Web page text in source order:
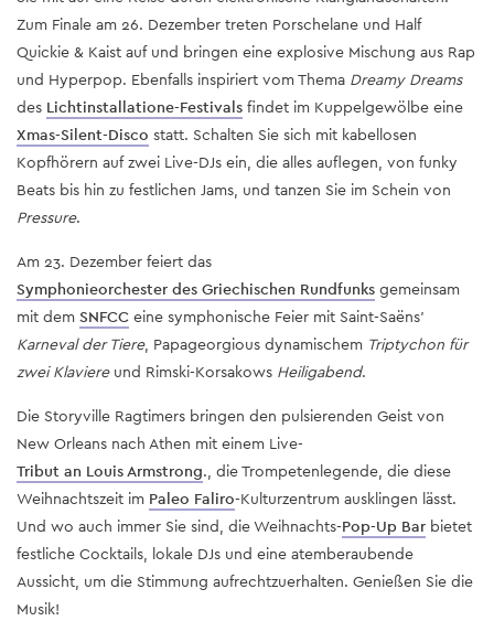
Zum Finale am 26. Dezember treten Porschelane und Half
Quickie & Kaist auf und bringen eine explosive Mischung aus Rap
und Hyperpop. Ebenfalls inspiriert vom Thema Dreamy Dreams
des Lichtinstallatione-Festivals findet im Kuppelgewölbe eine
Xmas-Silent-Disco statt. Schalten Sie sich mit kabellosen
Kopfhörern auf zwei Live-DJs ein, die alles auflegen, von funky
Beats bis hin zu festlichen Jams, und tanzen Sie im Schein von
Pressure.
Am 23. Dezember feiert das
Symphonieorchester des Griechischen Rundfunks gemeinsam
mit dem SNFCC eine symphonische Feier mit Saint-Saëns'
Karneval der Tiere, Papageorgious dynamischem Triptychon für
zwei Klaviereund Rimski-Korsakows Heiligabend.
Die Storyville Ragtimers bringen den pulsierenden Geist von
New Orleans nach Athen mit einem Live-
Tribut an Louis Armstrong., die Trompetenlegende, die diese
Weihnachtszeit im Paleo Faliro-Kulturzentrum ausklingen lässt.
Und wo auch immer Sie sind, die Weihnachts-Pop-Up Bar bietet
festliche Cocktails, lokale DJs und eine atemberaubende
Aussicht, um die Stimmung aufrechtzuerhalten. Genießen Sie die
Musik!